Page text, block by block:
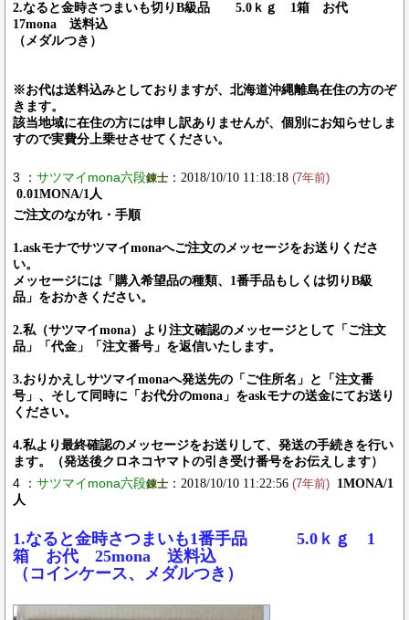
2.なると金時さつまいも切りB級品 5.0ｋｇ 1箱 お代
17mona 送料込
（メダルつき）
※お代は送料込みとしておりますが、北海道沖縄離島在住の方のぞ
きます。
該当地域に在住の方には申し訳ありませんが、個別にお知らせしま
すので実費分上乗せさせてください。
3 ： サツマイmona六段錬士 ：2018/10/10 11:18:18 (7年前)
0.01MONA/1人
ご注文のながれ・手順
1.askモナでサツマイmonaへご注文のメッセージをお送りくださ
い。
メッセージには「購入希望品の種類、1番手品もしくは切りB級
品」をおかきください。
2.私（サツマイmona）より注文確認のメッセージとして「ご注文
品」「代金」「注文番号」を返信いたします。
3.おりかえしサツマイmonaへ発送先の「ご住所名」と「注文番
号」、そして同時に「お代分のmona」をaskモナの送金にてお送り
ください。
4.私より最終確認のメッセージをお送りして、発送の手続きを行い
ます。（発送後クロネコヤマトの引き受け番号をお伝えします）
4 ： サツマイmona六段錬士 ：2018/10/10 11:22:56 (7年前)
1MONA/1
人
1.なると金時さつまいも1番手品 5.0ｋｇ 1
箱 お代 25mona 送料込
（コインケース、メダルつき）